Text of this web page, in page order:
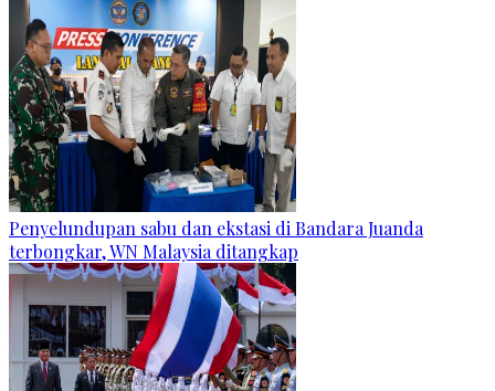
Penyelundupan sabu dan ekstasi di Bandara Juanda
terbongkar, WN Malaysia ditangkap